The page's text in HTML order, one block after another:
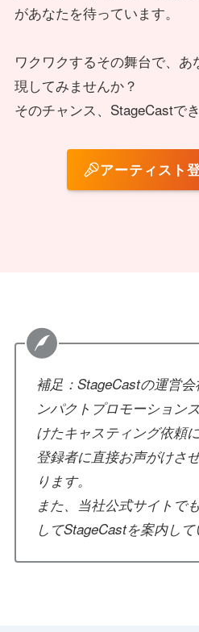
があなたを待っています。
ワクワクするその舞台で、
現してみませんか？
そのチャンス、StageCastで
アーティスト
補足：StageCastの運営
ンパクトプロモーション
けたキャスティング依頼
登録者に直接お声がけさ
ります。
また、当社公式サイトで
してStageCastを案内して